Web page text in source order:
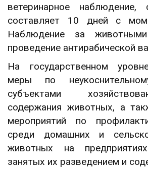
ветеринарное наблюдение,
составляет 10 дней с
Наблюдение за
проведение антирабической
На государственном
меры по
субъектами
содержания животных, а
мероприятий по
среди домашних и
животных на
занятых их разведением и